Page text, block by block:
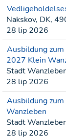
Nakskov, DK,
28 lip 2026
Ausbildung
2027 Klein
Stadt
28 lip 2026
Ausbildung
Wanzleben
Stadt
28 lip 2026